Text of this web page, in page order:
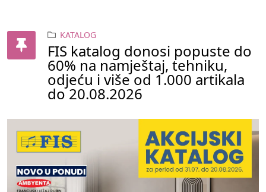
KATALOG
FIS katalog donosi popuste do
60% na namještaj, tehniku,
odjeću i više od 1.000 artikala
do 20.08.2026